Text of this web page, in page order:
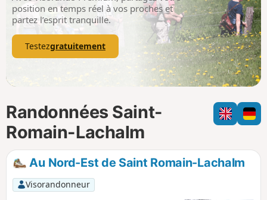
p
position en temps réel à vos proches et
partez l’esprit tranquille.
Testezgratuitement
Randonnées Saint-
Romain-Lachalm
Au Nord-Est de Saint Romain-Lachalm
Visorandonneur